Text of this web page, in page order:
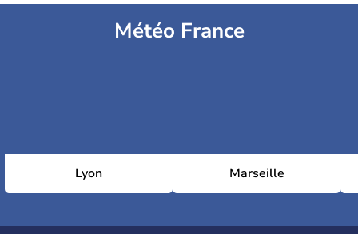
Météo France
Lyon Marseille